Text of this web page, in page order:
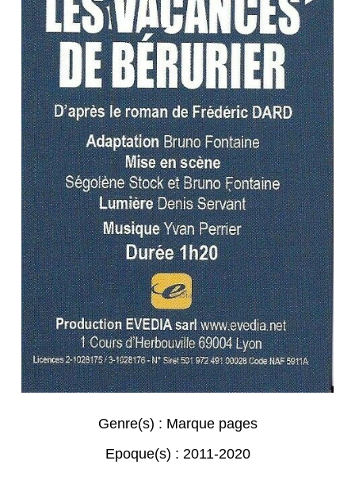
Genre(s) : Marque pages
Epoque(s) : 2011-2020